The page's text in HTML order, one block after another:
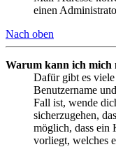
einen
Nach oben
Warum kann ich mich
Dafür gibt es
Benutzername
Fall ist, wende
sicherzugehen,
möglich, dass ein
vorliegt, welches